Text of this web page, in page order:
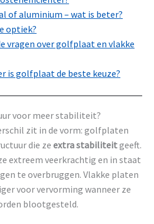
of aluminium – wat is beter?
optiek?
vragen over golfplaat en vlakke
is golfplaat de beste keuze?
voor meer stabiliteit?
zit in de vorm: golfplaten
die ze extra stabiliteitgeeft.
extreem veerkrachtig en in staat
te overbruggen. Vlakke platen
voor vervorming wanneer ze
blootgesteld.